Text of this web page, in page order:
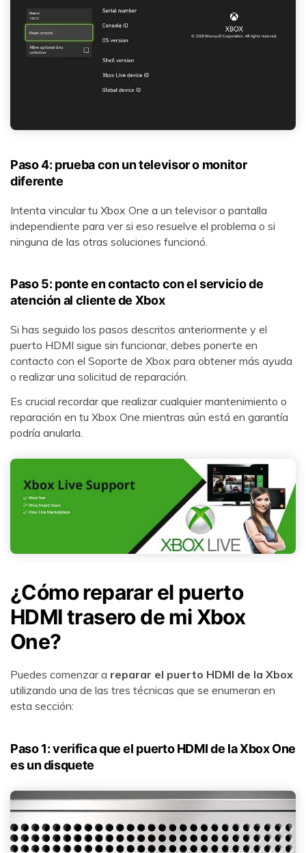
Paso 4: prueba con un televisor o monitor
diferente󠀲󠀡󠀠󠀦󠀥󠀠󠀢󠀥󠀧󠀳󠀰
Intenta vincular tu Xbox One a un televisor o pantalla
independiente para ver si eso resuelve el problema o si
ninguna de las otras soluciones funcionó.
Paso 5: ponte en contacto con el servicio de
atención al cliente de Xbox󠀲󠀡󠀠󠀦󠀥󠀠󠀢󠀥󠀨󠀳󠀰󠀰
Si has seguido los pasos descritos anteriormente y el
puerto HDMI sigue sin funcionar, debes ponerte en
contacto con el Soporte de Xbox para obtener más ayuda
o realizar una solicitud de reparación.
Es crucial recordar que realizar cualquier mantenimiento o
reparación en tu Xbox One mientras aún está en garantía
podría anularla.
¿Cómo reparar el puerto
HDMI trasero de mi Xbox
One?󠀲󠀡󠀠󠀦󠀥󠀠󠀢󠀥󠀩󠀳󠀰󠀲󠀡󠀠󠀦󠀥󠀠󠀢󠀥󠀣󠀳󠀰
Puedes comenzar a reparar el puerto HDMI de la Xbox
utilizando una de las tres técnicas que se enumeran en
esta sección:
Paso 1: verifica que el puerto HDMI de la Xbox One
es un disquete󠀲󠀡󠀠󠀦󠀥󠀠󠀢󠀦󠀠󠀳󠀰